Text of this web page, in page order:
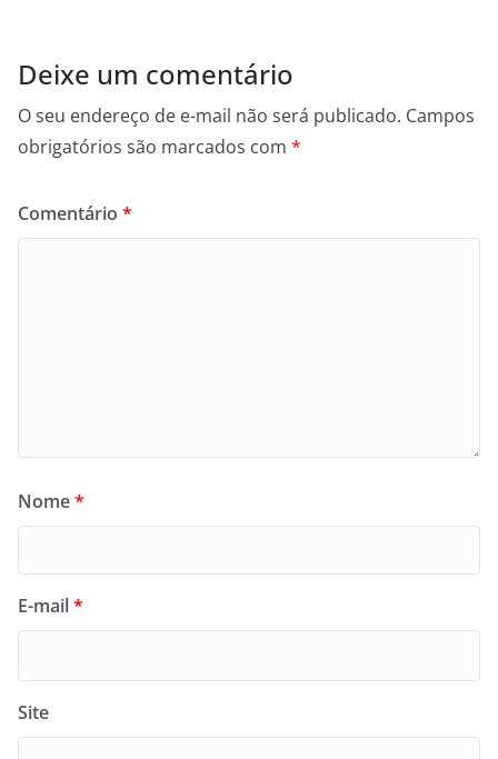
Deixe um comentário
O seu endereço de e-mail não será publicado. Campos
obrigatórios são marcados com *
Comentário *
Nome*
E-mail*
Site